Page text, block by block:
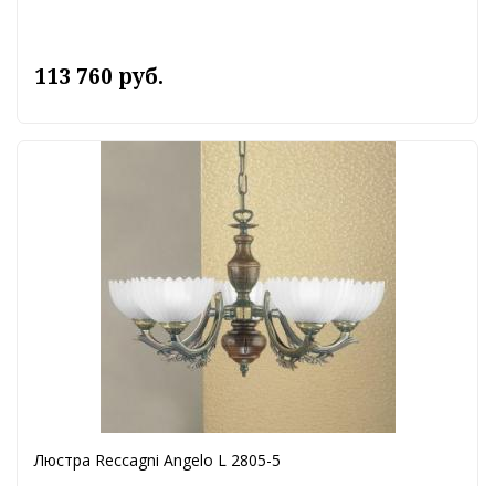
113 760 руб.
Люстра Reccagni Angelo L 2805-5